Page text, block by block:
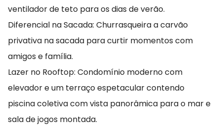
ventilador de teto para os dias de verão.
Diferencial na Sacada: Churrasqueira a carvão
privativa na sacada para curtir momentos com
amigos e família.
Lazer no Rooftop: Condomínio moderno com
elevador e um terraço espetacular contendo
piscina coletiva com vista panorâmica para o mar e
sala de jogos montada.